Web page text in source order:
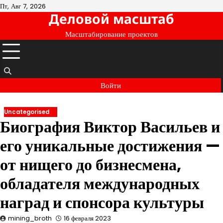
Перейти
Пт, Авг 7, 2026
Деловой масштаб
Масштабирование проектов
Войти
Uncategorised
Биография Виктор Васильев и
его уникальные достижения —
от нищего до бизнесмена,
обладателя международных
наград и спонсора культуры
mining_broth 16 февраля 2023